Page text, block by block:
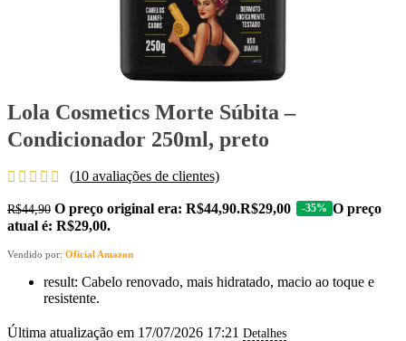
Lola Cosmetics Morte Súbita –
Condicionador 250ml, preto
(10 avaliações de clientes)
R$44,90 O preço original era: R$44,90.R$29,00 -35% O preço
atual é: R$29,00.
Vendido por: Oficial Amazon
result: Cabelo renovado, mais hidratado, macio ao toque e
resistente.
Última atualização em 17/07/2026 17:21 Detalhes